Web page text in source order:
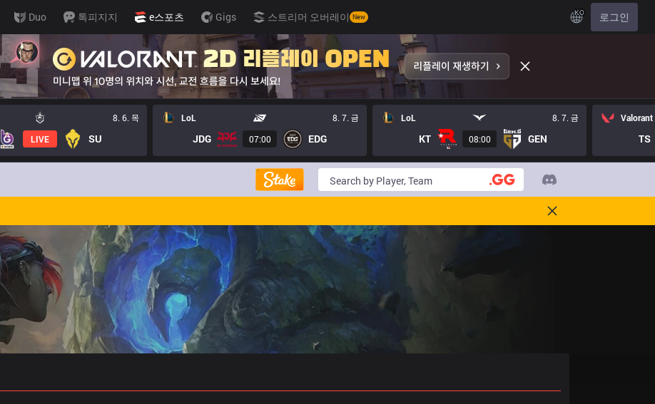
Duo 톡피지지 e스포츠 Gigs 스트리머 오버레이 New KO 로그인
8. 6. 목
LIVE SU
LoL 8. 7. 금
JDG 07:00 EDG
LoL 8. 7. 금
KT 08:00 GEN
Valorant
TS